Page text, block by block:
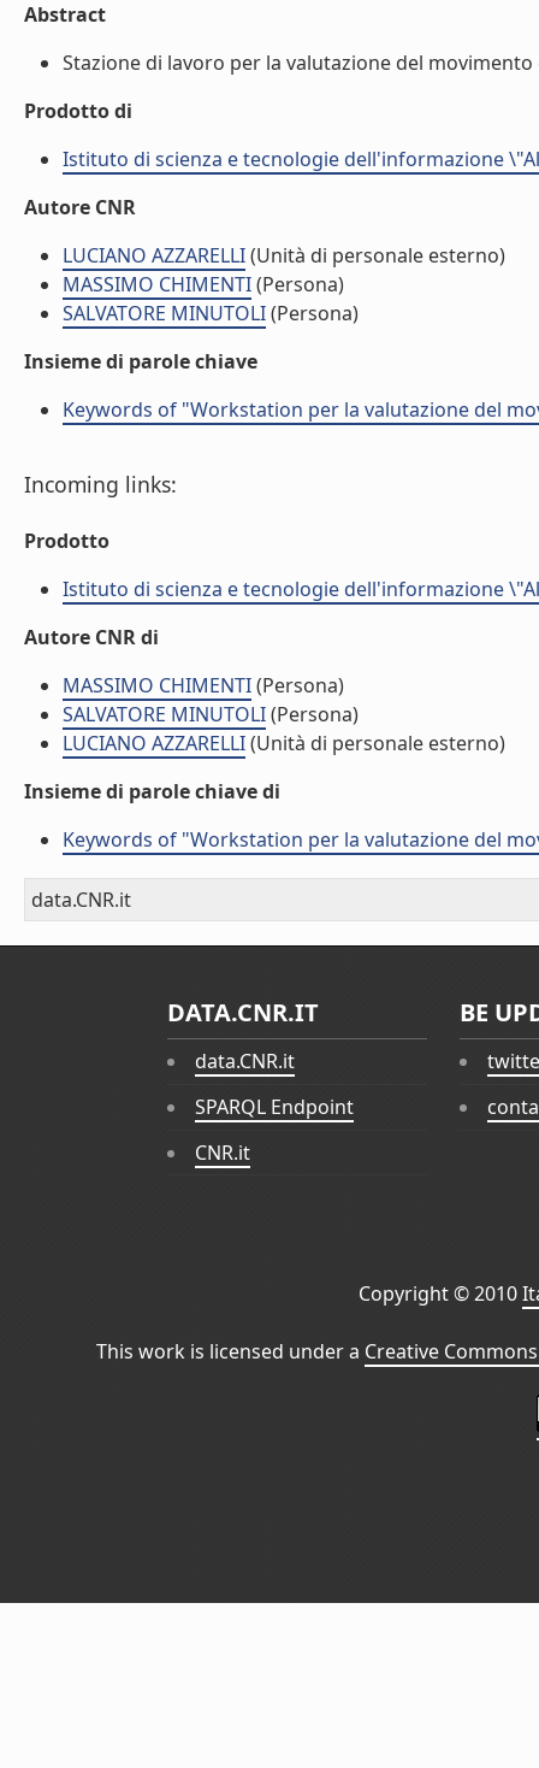
Abstract
Stazione di lavoro per la valutazione del
Prodotto di
Istituto di scienza e tecnologie dell'informazione
Autore CNR
LUCIANO AZZARELLI(Unità di personale esterno)
MASSIMO CHIMENTI(Persona)
SALVATORE MINUTOLI(Persona)
Insieme di parole chiave
Keywords of "Workstation per la valutazione del
Incoming links:
Prodotto
Istituto di scienza e tecnologie dell'informazione
Autore CNR di
MASSIMO CHIMENTI(Persona)
SALVATORE MINUTOLI(Persona)
LUCIANO AZZARELLI(Unità di personale esterno)
Insieme di parole chiave di
Keywords of "Workstation per la valutazione del
data.CNR.it
DATA.CNR.IT
data.CNR.it
SPARQL Endpoint
CNR.it
BE
Copyright © 2010
This work is licensed under a Creative